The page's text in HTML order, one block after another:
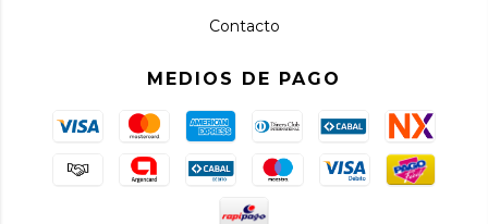
Contacto
MEDIOS DE PAGO